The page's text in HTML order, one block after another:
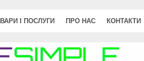
І ПОСЛУГИ ПРО НАС КОНТАКТИ